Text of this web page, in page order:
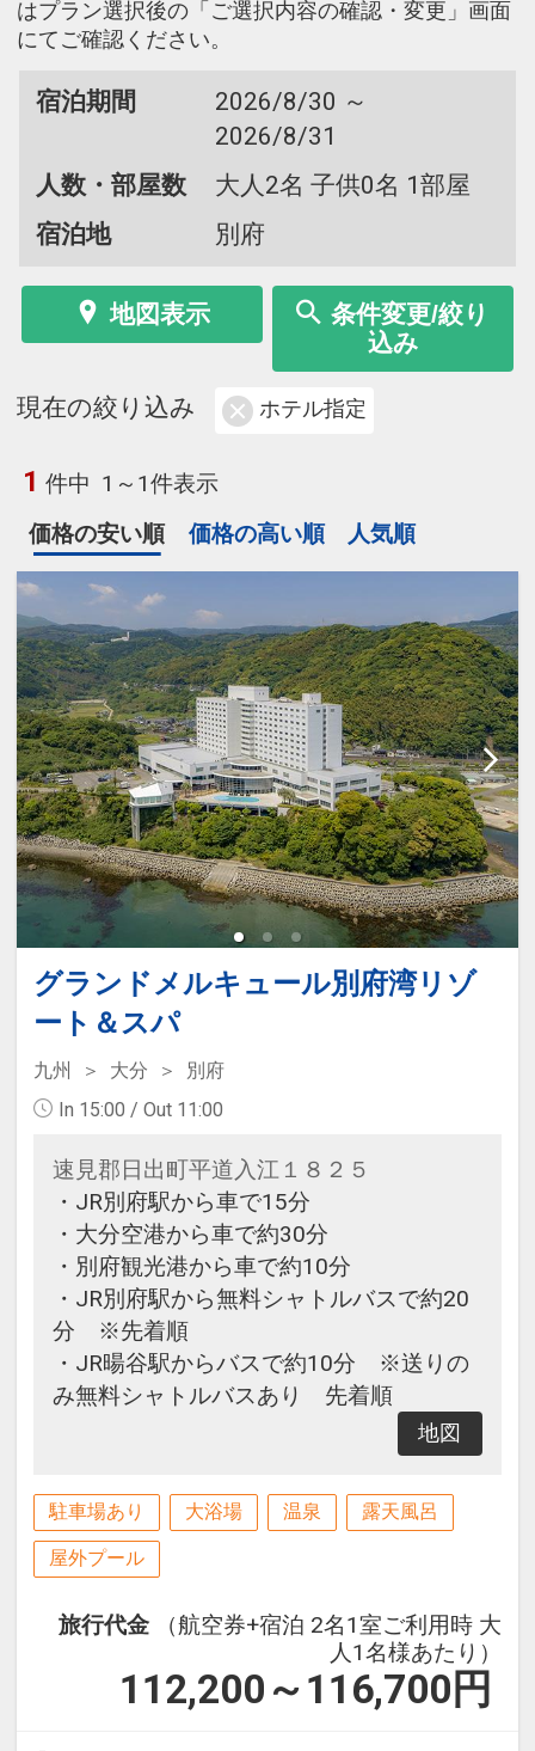
はプラン選択後の「ご選択内容の確認・変更」画面
にてご確認ください。
宿泊期間
2026/8/30 ～
2026/8/31
人数・部屋数
大人2名 子供0名 1部屋
宿泊地
別府
地図表示
条件変更/絞り
込み
現在の絞り込み ホテル指定
1 件中 1～1件表示
価格の安い順
価格の高い順 人気順
グランドメルキュール別府湾リゾ
ート＆スパ
九州 大分
別府
In 15:00 / Out 11:00
速見郡日出町平道入江１８２５
・JR別府駅から車で15分
・大分空港から車で約30分
・別府観光港から車で約10分
・JR別府駅から無料シャトルバスで約20
分 ※先着順
・JR暘谷駅からバスで約10分 ※送りの
み無料シャトルバスあり 先着順
地図
駐車場あり 大浴場 温泉 露天風呂
屋外プール
旅行代金
（航空券+宿泊 2名1室ご利用時 大
人1名様あたり）
112,200～116,700 円